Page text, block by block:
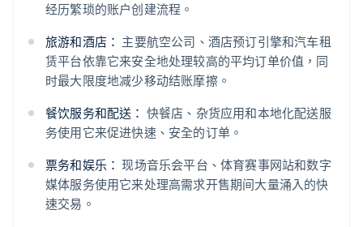
经历繁琐的账户创建流程。
旅游和酒店： 主要航空公司、酒店预订引擎和汽车租
赁平台依靠它来安全地处理较高的平均订单价值，同
时最大限度地减少移动结账摩擦。
餐饮服务和配送： 快餐店、杂货应用和本地化配送服
务使用它来促进快速、安全的订单。
票务和娱乐： 现场音乐会平台、体育赛事网站和数字
媒体服务使用它来处理高需求开售期间大量涌入的快
速交易。